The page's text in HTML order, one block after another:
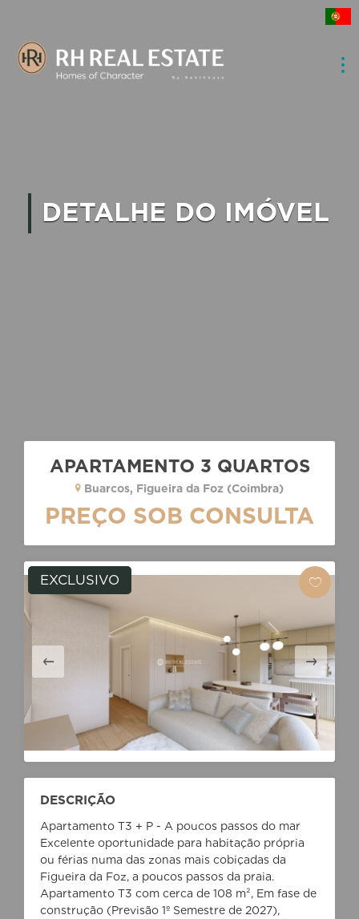
DETALHE DO IMÓVEL
APARTAMENTO 3 QUARTOS
Buarcos, Figueira da Foz (Coimbra)
PREÇO SOB CONSULTA
EXCLUSIVO
DESCRIÇÃO
Apartamento T3 + P - A poucos passos do mar
Excelente oportunidade para habitação própria
ou férias numa das zonas mais cobiçadas da
Figueira da Foz, a poucos passos da praia.
Apartamento T3 com cerca de 108 m², Em fase de
construção (Previsão 1º Semestre de 2027),